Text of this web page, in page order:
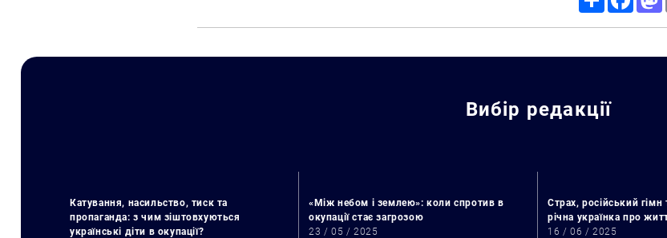
Вибір редакції
Катування, насильство, тиск та
пропаганда: з чим зіштовхуються
українські діти в окупації?
«Між небом і землею»: коли спротив в
окупації стає загрозою
23 / 05 / 2025
Страх, російський
річна українка про
16 / 06 / 2025